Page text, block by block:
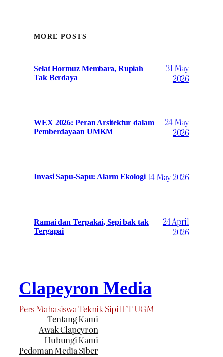
MORE POSTS
Selat Hormuz Membara, Rupiah
Tak Berdaya
31 May
2026
WEX 2026: Peran Arsitektur dalam
Pemberdayaan UMKM
24 May
2026
Invasi Sapu-Sapu: Alarm Ekologi 14 May 2026
Ramai dan Terpakai, Sepi bak tak
Tergapai
24 April
2026
Clapeyron Media
Pers Mahasiswa Teknik Sipil FT UGM
Tentang Kami
Awak Clapeyron
Hubungi Kami
Pedoman Media Siber